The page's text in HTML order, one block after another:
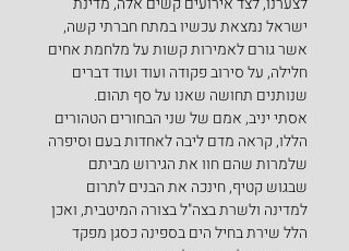
ישראל נמצאת עכשיו במתח חברתי קשה,
אשר גורם לאמירות קשות על מלחמת אחים
חלילה, על סירוב פקודה ועוד ועוד דברים
שנותנים תחושה שאנו על סף תהום.
אסתי יניב, אמם של שני הבחורים הטהורים
הללו, קראה מדם ליבה לאחדות בעם וסיפרה
שלמרות שהם חוו את הגירוש מביתם
שבגוש קטיף, חינכה את הבנים לתרום
למדינה ולשרת בצה"ל בצורה המיטבית, ואכן
הלל שירת בחיל הים בספינה כסגן מפקד